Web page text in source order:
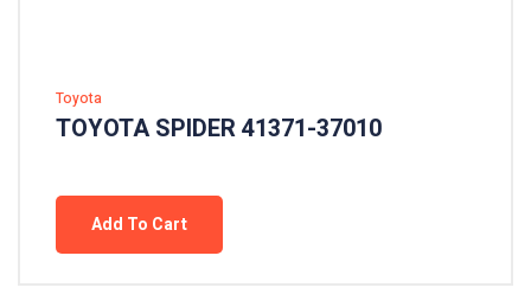
Toyota
TOYOTA SPIDER 41371-37010
Add To Cart